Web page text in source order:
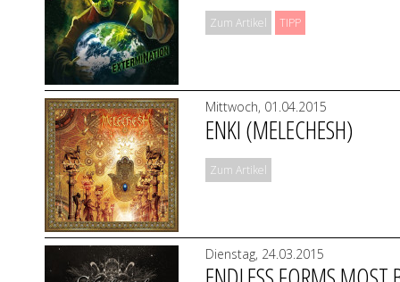
Zum Artikel TIPP
Mittwoch, 01.04.2015
ENKI (MELECHESH)
Zum Artikel
Dienstag, 24.03.2015